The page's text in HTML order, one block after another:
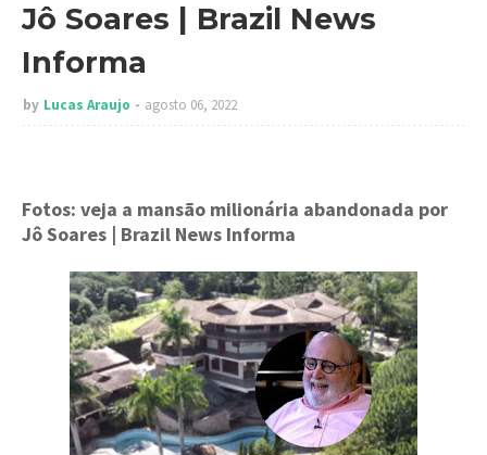
Jô Soares | Brazil News
Informa
by Lucas Araujo agosto 06, 2022
Fotos: veja a mansão milionária abandonada por
Jô Soares | Brazil News Informa